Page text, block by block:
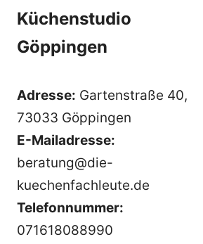
Küchenstudio
Göppingen
Adresse: Gartenstraße 40,
73033 Göppingen
E-Mailadresse:
beratung@die-
kuechenfachleute.de
Telefonnummer:
071618088990